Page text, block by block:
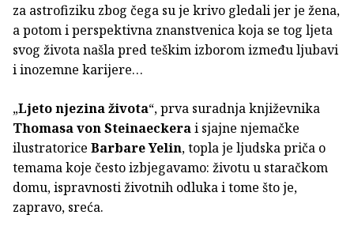
za astrofiziku zbog čega su je krivo gledali jer je žena,
a potom i perspektivna znanstvenica koja se tog ljeta
svog života našla pred teškim izborom između ljubavi
i inozemne karijere…
„Ljeto njezina života“, prva suradnja književnika
Thomasa von Steinaeckerai sjajne njemačke
ilustratorice Barbare Yelin, topla je ljudska priča o
temama koje često izbjegavamo: životu u staračkom
domu, ispravnosti životnih odluka i tome što je,
zapravo, sreća.